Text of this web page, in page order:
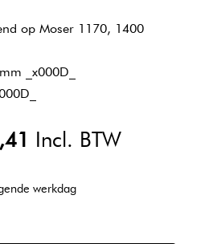
op Moser 1170, 1400
_x000D_
Huidige
is:
Incl. BTW
werkdag